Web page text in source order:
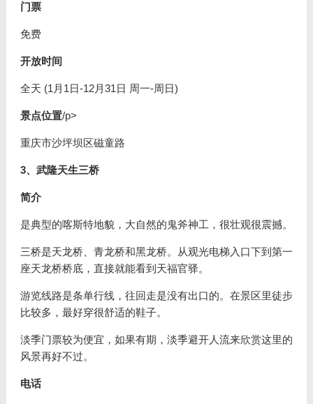
门票
免费
开放时间
全天 (1月1日-12月31日 周一-周日)
景点位置/p>
重庆市沙坪坝区磁童路
3、武隆天生三桥
简介
是典型的喀斯特地貌，大自然的鬼斧神工，很壮观很震撼。
三桥是天龙桥、青龙桥和黑龙桥。从观光电梯入口下到第一
座天龙桥桥底，直接就能看到天福官驿。
游览线路是条单行线，往回走是没有出口的。在景区里徒步
比较多，最好穿很舒适的鞋子。
淡季门票较为便宜，如果有期，淡季避开人流来欣赏这里的
风景再好不过。
电话